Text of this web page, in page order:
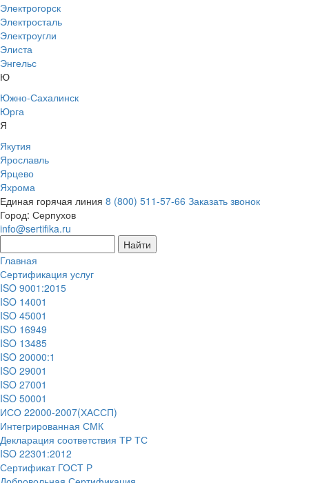
Электрогорск
Электросталь
Электроугли
Элиста
Энгельс
Ю
Южно-Сахалинск
Юрга
Я
Якутия
Ярославль
Ярцево
Яхрома
Единая горячая линия 8 (800) 511-57-66 Заказать звонок
Город: Серпухов
info@sertifika.ru
Главная
Сертификация услуг
ISO 9001:2015
ISO 14001
ISO 45001
ISO 16949
ISO 13485
ISO 20000:1
ISO 29001
ISO 27001
ISO 50001
ИСО 22000-2007(ХАССП)
Интегрированная СМК
Декларация соответствия ТР ТС
ISO 22301:2012
Сертификат ГОСТ Р